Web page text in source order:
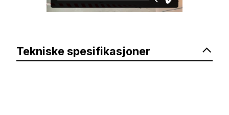
Tekniske spesifikasjoner